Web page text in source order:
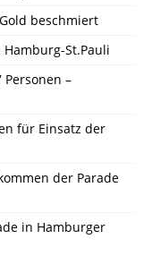
beschmiert
St.Pauli
–
für Einsatz der
der Parade
in Hamburger